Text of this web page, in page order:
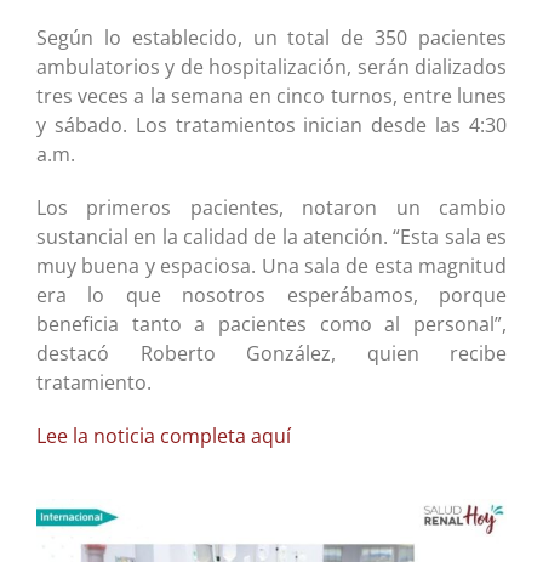
Según lo establecido, un total de 350 pacientes
ambulatorios y de hospitalización, serán dializados
tres veces a la semana en cinco turnos, entre lunes
y sábado. Los tratamientos inician desde las 4:30
a.m.
Los primeros pacientes, notaron un cambio
sustancial en la calidad de la atención. “Esta sala es
muy buena y espaciosa. Una sala de esta magnitud
era lo que nosotros esperábamos, porque
beneficia tanto a pacientes como al personal”,
destacó Roberto González, quien recibe
tratamiento.
Lee la noticia completa aquí